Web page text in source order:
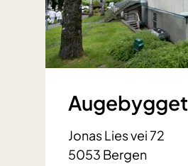
Augebygget
Jonas Lies vei 72
5053 Bergen